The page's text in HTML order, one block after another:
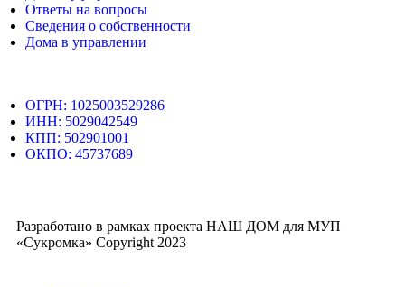
Ответы на вопросы
Сведения о собственности
Дома в управлении
ОГРН: 1025003529286
ИНН: 5029042549
КПП: 502901001
ОКПО: 45737689
Разработано в рамках проекта НАШ ДОМ для МУП
«Сукромка» Copyright 2023